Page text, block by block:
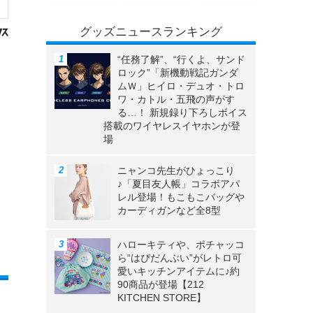
グッズニュースランキング
“任務了解”、“行くよ、サンド
ロック”「新機動戦記ガンダ
ムＷ」ヒイロ・デュオ・トロ
ワ・カトル・五飛の声がす
る…！ 新規録り下ろしボイス
搭載のワイヤレスイヤホンが登
場
ニャンコ先生がひょっこり
♪「夏目友人帳」コラボアパ
レル登場！もこもこバッグや
カーディガンなど全8型
ハローキティや、ポチャッコ
ら“はぴだんぶい”がレトロ可
愛いキッチンアイテムに♪約
90商品が登場【212
KITCHEN STORE】